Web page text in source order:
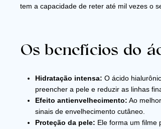
tem a capacidade de reter até mil vezes o
Os benefícios do
Hidratação intensa: O ácido
preencher a pele e reduzir as linhas
Efeito antienvelhecimento: Ao
sinais de envelhecimento cutâneo.
Proteção da pele: Ele forma um filme